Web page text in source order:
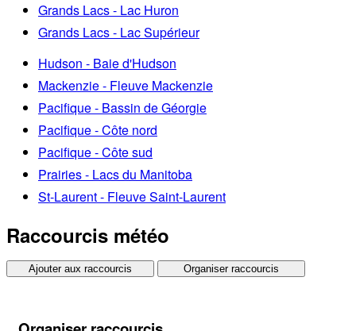
Grands Lacs - Lac Huron
Grands Lacs - Lac Supérieur
Hudson - Baie d'Hudson
Mackenzie - Fleuve Mackenzie
Pacifique - Bassin de Géorgie
Pacifique - Côte nord
Pacifique - Côte sud
Prairies - Lacs du Manitoba
St-Laurent - Fleuve Saint-Laurent
Raccourcis météo
Ajouter aux raccourcis Organiser raccourcis